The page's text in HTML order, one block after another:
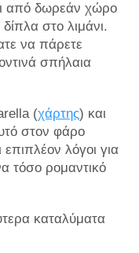
από δωρεάν χώρο
στο λιμάνι.
να πάρετε
σπήλαια
(χάρτης) και
στον φάρο
επιπλέον λόγοι για
τόσο ρομαντικό
καταλύματα